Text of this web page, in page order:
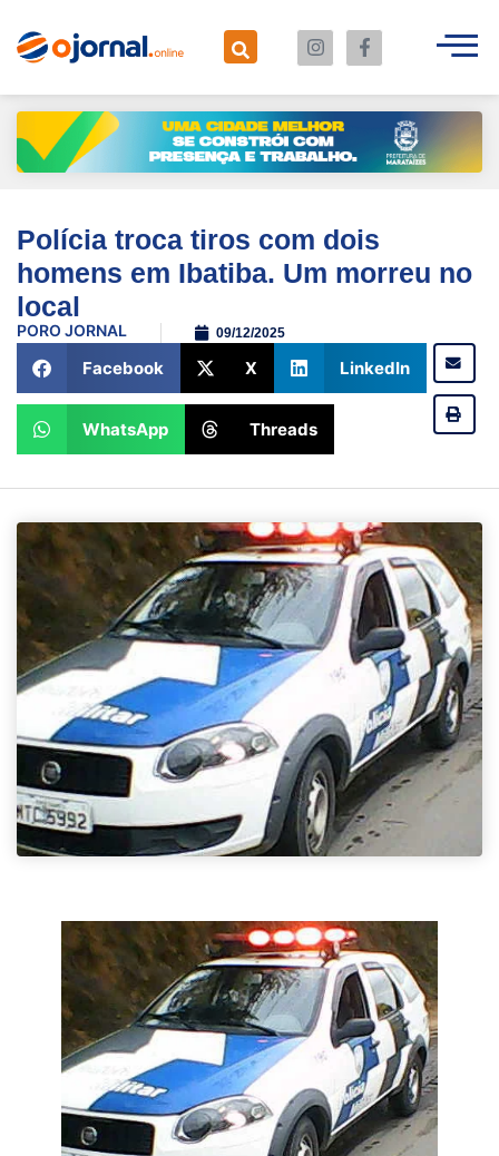
Polícia troca tiros com dois
homens em Ibatiba. Um morreu no
local
PORO JORNAL 09/12/2025
Facebook X LinkedIn
WhatsApp Threads